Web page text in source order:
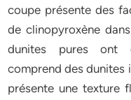
coupe présente des
de clinopyroxène
dunites pures ont
comprend des dunites
présente une texture